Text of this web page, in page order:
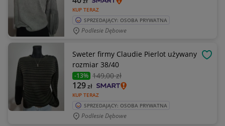
KUP TERAZ
SPRZEDAJĄCY: OSOBA PRYWATNA
Podlesie Dębowe
Sweter firmy Claudie Pierlot używany
rozmiar 38/40
-13% 149,00 zł
KUP TERAZ
129zł
SPRZEDAJĄCY: OSOBA PRYWATNA
Podlesie Dębowe